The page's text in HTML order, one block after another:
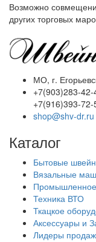
Возможно
других торговых
МО, г.
+7(903)283-42-
+7(916)393-72-
shop@shv-dr.ru
Каталог
Бытовые
Вязальные
Техника ВТО
Ткацкое
Аксессуары и
Лидеры продаж